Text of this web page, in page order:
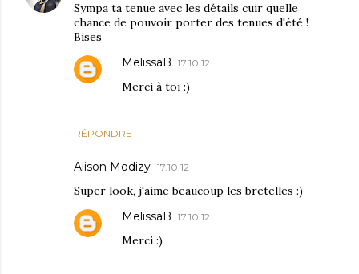
Sympa ta tenue avec les détails cuir quelle
chance de pouvoir porter des tenues d'été !
Bises
RÉPONDRE
MelissaB 17.10.12
Merci à toi :)
Alison Modizy 17.10.12
Super look, j'aime beaucoup les bretelles :)
MelissaB 17.10.12
Merci :)